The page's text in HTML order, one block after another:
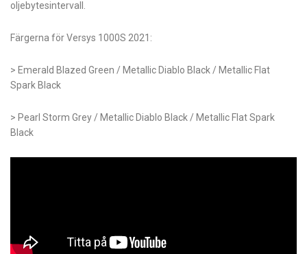
oljebytesintervall.
Färgerna för Versys 1000S 2021:
> Emerald Blazed Green / Metallic Diablo Black / Metallic Flat
Spark Black
> Pearl Storm Grey / Metallic Diablo Black / Metallic Flat Spark
Black